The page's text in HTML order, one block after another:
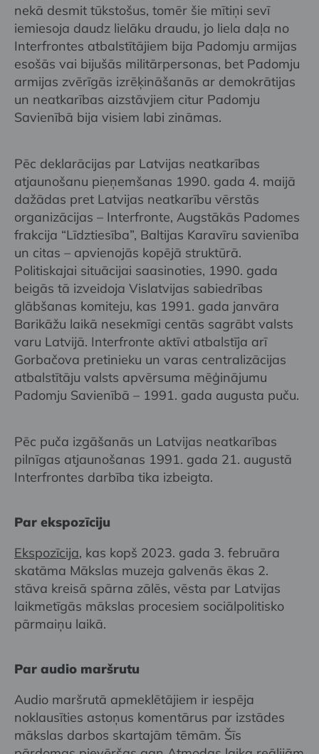
nekā desmit tūkstošus, tomēr šie mītiņi sevī
iemiesoja daudz lielāku draudu, jo liela daļa no
Interfrontes atbalstītājiem bija Padomju armijas
esošās vai bijušās militārpersonas, bet Padomju
armijas zvērīgās izrēķināšanās ar demokrātijas
un neatkarības aizstāvjiem citur Padomju
Savienībā bija visiem labi zināmas.
Pēc deklarācijas par Latvijas neatkarības
atjaunošanu pieņemšanas 1990. gada 4. maijā
dažādas pret Latvijas neatkarību vērstās
organizācijas – Interfronte, Augstākās Padomes
frakcija “Līdztiesība”, Baltijas Karavīru savienība
un citas – apvienojās kopējā struktūrā.
Politiskajai situācijai saasinoties, 1990. gada
beigās tā izveidoja Vislatvijas sabiedrības
glābšanas komiteju, kas 1991. gada janvāra
Barikāžu laikā nesekmīgi centās sagrābt valsts
varu Latvijā. Interfronte aktīvi atbalstīja arī
Gorbačova pretinieku un varas centralizācijas
atbalstītāju valsts apvērsuma mēģinājumu
Padomju Savienībā – 1991. gada augusta puču.
Pēc puča izgāšanās un Latvijas neatkarības
pilnīgas atjaunošanas 1991. gada 21. augustā
Interfrontes darbība tika izbeigta.
Par ekspozīciju
Ekspozīcija, kas kopš 2023. gada 3. februāra
skatāma Mākslas muzeja galvenās ēkas 2.
stāva kreisā spārna zālēs, vēsta par Latvijas
laikmetīgās mākslas procesiem sociālpolitisko
pārmaiņu laikā.
Par audio maršrutu
Audio maršrutā apmeklētājiem ir iespēja
noklausīties astoņus komentārus par izstādes
mākslas darbos skartajām tēmām. Šīs